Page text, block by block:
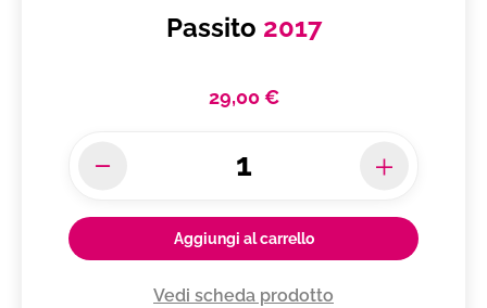
Passito 2017
29,00 €
Aggiungi al carrello
Vedi scheda prodotto